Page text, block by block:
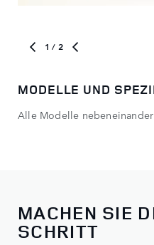
1 / 2
MODELLE UND
Alle Modelle
MACHEN SIE
SCHRITT